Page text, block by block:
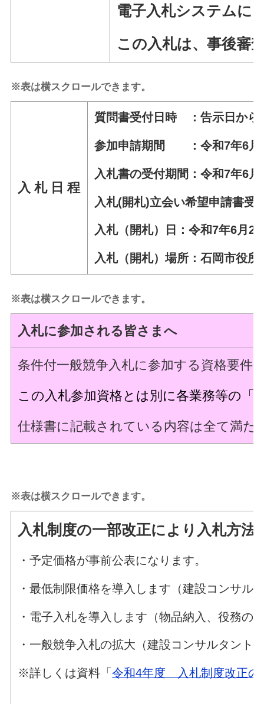
電子入札システムに
この入札は、事後審
※表は横スクロールできます。
入 札 日 程
質問書受付日時 ：告示日から
参加申請期間 ：令和7年6月4
入札書の受付期間：令和7年6
入札(開札)立会い希望申請書受
入札（開札）日：令和7年6月
入札（開札）場所：石岡市役
※表は横スクロールできます。
入札に参加される皆さまへ
条件付一般競争入札に参加する資格要件
この入札参加資格とは別に各業務等の
仕様書に記載されている内容は全て満
※表は横スクロールできます。
入札制度の一部改正により入札方
・予定価格が事前公表になります。
・最低制限価格を導入します（建設コンサ
・電子入札を導入します（物品納入、役務の
・一般競争入札の拡大（建設コンサルタント
※詳しくは資料「令和4年度 入札制度改正の